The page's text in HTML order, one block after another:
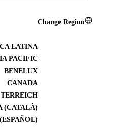
Change Region
LATINA
PACIFIC
BENELUX
CANADA
(CATALÀ)